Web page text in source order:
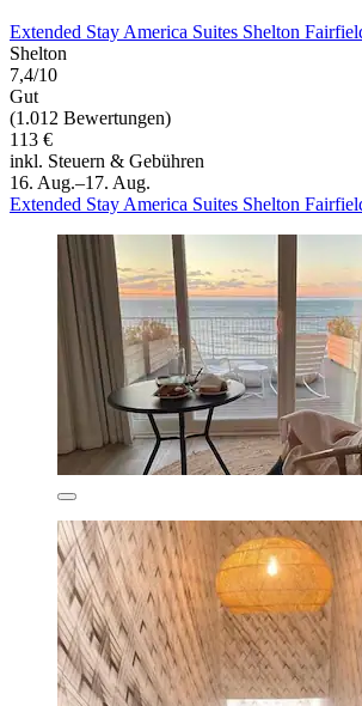
Extended Stay America Suites Shelton
Shelton
7,4/10
Gut
(1.012 Bewertungen)
113 €
inkl. Steuern & Gebühren
16. Aug.–17. Aug.
Extended Stay America Suites Shelton